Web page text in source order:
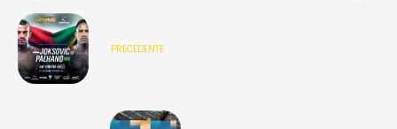
PRECEDENTE